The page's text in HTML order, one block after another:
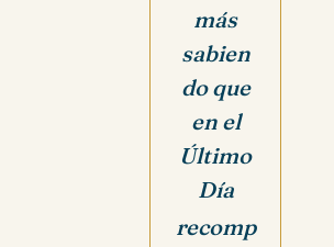
más
sabien
do que
en el
Último
Día
recomp